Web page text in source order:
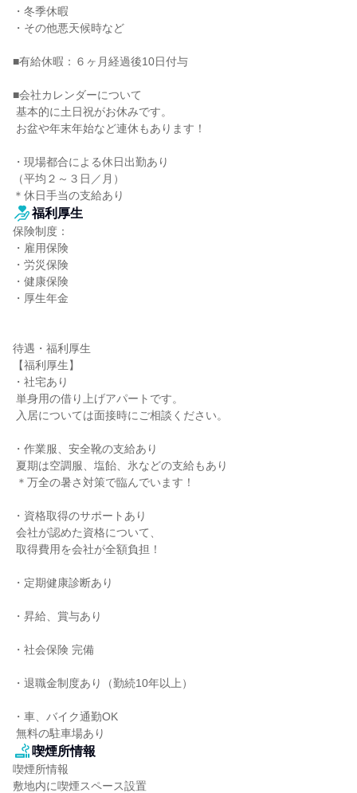
・冬季休暇
・その他悪天候時など
■有給休暇：６ヶ月経過後10日付与
■会社カレンダーについて
・現場都合による休日出勤あり
（平均２～３日／月）
＊休日手当の支給あり
福利厚生
保険制度：
・雇用保険
・労災保険
・健康保険
・厚生年金
待遇・福利厚生
【福利厚生】
・社宅あり
・作業服、安全靴の支給あり
・資格取得のサポートあり
・定期健康診断あり
・昇給、賞与あり
・社会保険 完備
・退職金制度あり（勤続10年以上）
・車、バイク通勤OK
無料の駐車場あり
喫煙所情報
喫煙所情報
敷地内に喫煙スペース設置